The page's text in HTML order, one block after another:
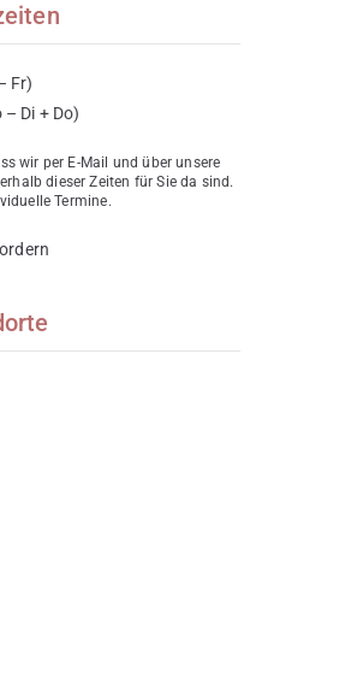
Fr)
Di + Do)
wir per E-Mail und über unsere
dieser Zeiten für Sie da sind.
Termine.